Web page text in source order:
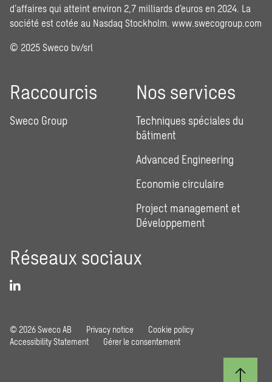
d’affaires qui atteint environ 2,7 milliards d’euros en 2024. La
société est cotée au Nasdaq Stockholm. www.swecogroup.com
© 2025 Sweco bv/srl
Raccourcis
Sweco Group
Nos services
Techniques spéciales du
bâtiment
Advanced Engineering
Economie circulaire
Project management et
Développement
Réseaux sociaux
© 2026 Sweco AB Privacy notice
Cookie policy
Accessibility Statement
Gérer le consentement